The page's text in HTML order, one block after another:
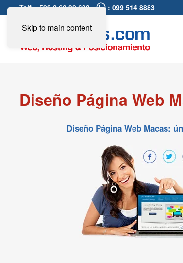
Skip to main content
Telf. +593 2 60 38 693 - : 099 514 8883
Diseño Página Web
Diseño Página Web Macas: